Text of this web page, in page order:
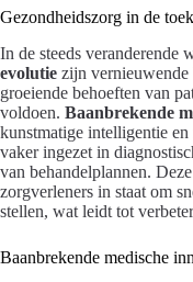
Gezondheidszorg in de
In de steeds veranderende
evolutie zijn vernieuwende
groeiende behoeften van
voldoen. Baanbrekende
kunstmatige intelligentie
vaker ingezet in
van behandelplannen.
zorgverleners in staat om
stellen, wat leidt tot
Baanbrekende medische